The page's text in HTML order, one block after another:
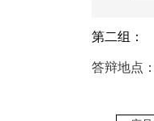
第二组：
答辩地点